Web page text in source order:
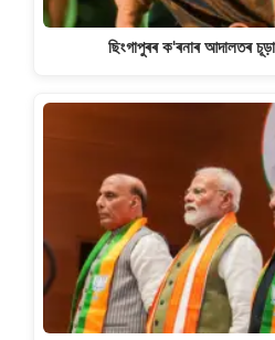
ছিংগাপুৰৰ ক'ৰনাৰ আদালতৰ